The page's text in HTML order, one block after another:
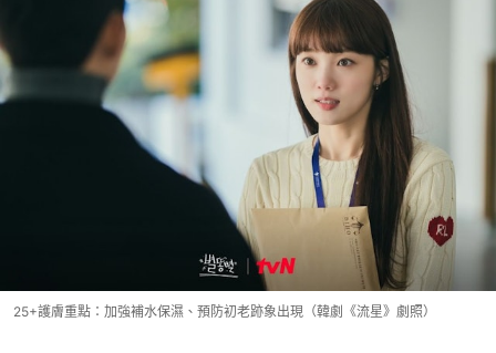
25+護膚重點：加強補水保濕、預防初老跡象出現（韓劇《流星》劇照）